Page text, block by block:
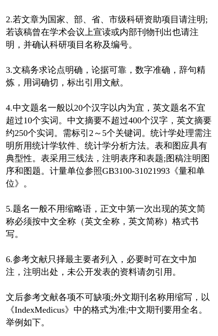
2.若文章为国家、部、省、市级科研资助项目请注明;
若该稿曾在学术会议上宣读或内部刊物刊出也请注
明，并确认科研项目名称及编号。
3.文稿务求论点明确，论据可靠，数字准确，辞句精
炼，用词确切，标出引用文献。
4.中文题名一般以20个汉字以内为宜，英文题名不宜
超过10个实词。中文摘要不超过400个汉字，英文摘要
约250个实词。需标引2～5个关键词。统计学处理需注
明所用统计学软件、统计学分析方法。表和图应具有
典型性。表采用三线法，注明表序和表题;图稿注明图
序和图题。计量单位参照GB3100-31021993《量和单
位》。
5.题名一般不用缩略语，正文中第一次出现的英文简
称必须按中文全称（英文全称，英文简称）格式书
写。
6.参考文献只择最主要者列入，必要时可在文中加
注，注明出处，未公开发表的资料请勿引用。
文后参考文献各项不可缺项;外文期刊名称用缩写，以
《IndexMedicus》中的格式为准;中文期刊要用全名。
举例如下。